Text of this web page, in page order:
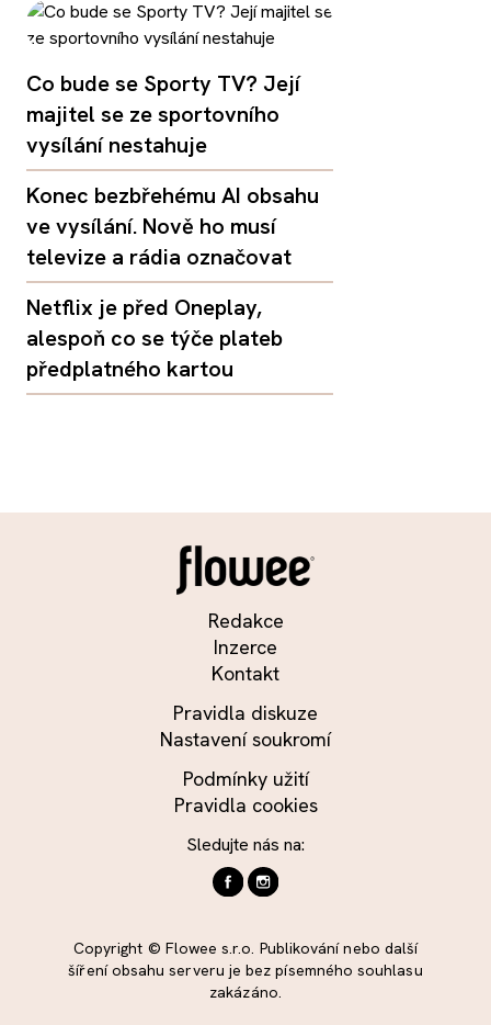
Co bude se Sporty TV? Její
majitel se ze sportovního
vysílání nestahuje
Konec bezbřehému AI obsahu
ve vysílání. Nově ho musí
televize a rádia označovat
Netflix je před Oneplay,
alespoň co se týče plateb
předplatného kartou
Redakce
Inzerce
Kontakt
Pravidla diskuze
Nastavení soukromí
Podmínky užití
Pravidla cookies
Sledujte nás na:
Copyright © Flowee s.r.o. Publikování nebo další
šíření obsahu serveru je bez písemného souhlasu
zakázáno.